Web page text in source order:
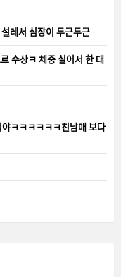
심장이 두근두근
수상ㅋ 체중 실어서 한 대
뭐야ㅋㅋㅋㅋㅋㅋ친남매 보다